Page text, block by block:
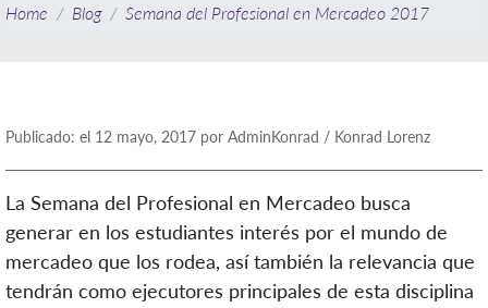
Home Blog Semana del Profesional en Mercadeo 2017
Publicado: el 12 mayo, 2017 por AdminKonrad / Konrad Lorenz
La Semana del Profesional en Mercadeo busca
generar en los estudiantes interés por el mundo de
mercadeo que los rodea, así también la relevancia que
tendrán como ejecutores principales de esta disciplina